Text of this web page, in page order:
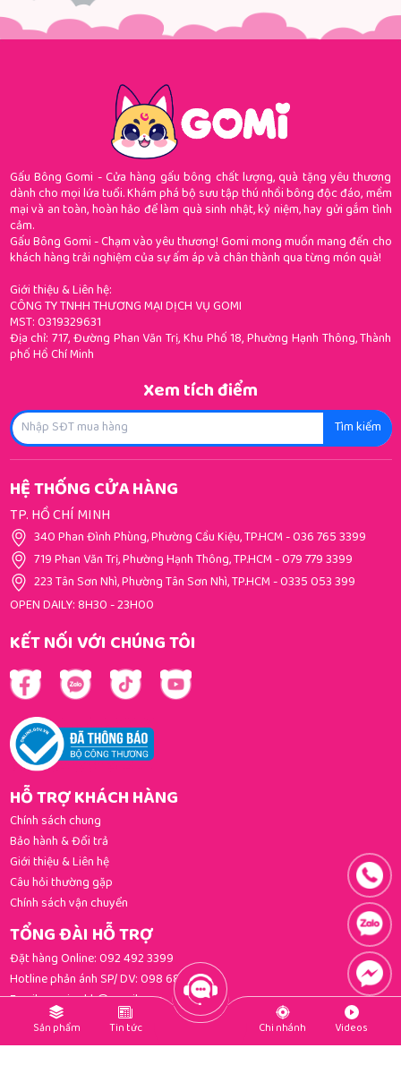
Gấu Bông Gomi - Cửa hàng gấu bông chất lượng, quà tặng yêu thương
dành cho mọi lứa tuổi. Khám phá bộ sưu tập thú nhồi bông độc đáo, mềm
mại và an toàn, hoàn hảo để làm quà sinh nhật, kỷ niệm, hay gửi gắm tình
cảm.
Gấu Bông Gomi - Chạm vào yêu thương! Gomi mong muốn mang đến cho
khách hàng trải nghiệm của sự ấm áp và chân thành qua từng món quà!
Giới thiệu & Liên hệ:
CÔNG TY TNHH THƯƠNG MẠI DỊCH VỤ GOMI
MST: 0319329631
Địa chỉ: 717, Đường Phan Văn Trị, Khu Phố 18, Phường Hạnh Thông, Thành
phố Hồ Chí Minh
Xem tích điểm
Tìm kiếm
HỆ THỐNG CỬA HÀNG
TP. HỒ CHÍ MINH
340 Phan Đình Phùng, Phường Cầu Kiệu, TP.HCM-036 765 3399
719 Phan Văn Trị, Phường Hạnh Thông, TP.HCM-079 779 3399
223 Tân Sơn Nhì, Phường Tân Sơn Nhì, TP.HCM-0335 053 399
OPEN DAILY: 8H30 - 23H00
KẾT NỐI VỚI CHÚNG TÔI
HỖ TRỢ KHÁCH HÀNG
Chính sách chung
Bảo hành & Đổi trả
Giới thiệu & Liên hệ
Câu hỏi thường gặp
Chính sách vận chuyển
TỔNG ĐÀI HỖ TRỢ
Đặt hàng Online:092 492 3399
Hotline phản ánh SP/ DV:098 681 3392
Email:gomi.cskh@gmail.com
PHƯƠNG THỨC THANH TOÁN
Sản phẩm Tin tức Chi nhánh Videos